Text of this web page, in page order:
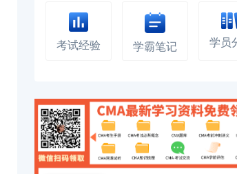
考试经验 学霸笔记 学员